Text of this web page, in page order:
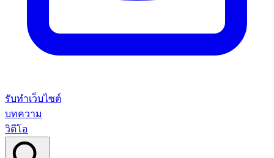
รับทำเว็บไซต์
บทความ
วิดีโอ